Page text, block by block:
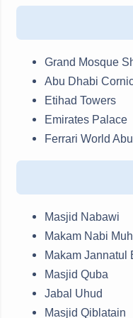
Grand Mosque
Abu Dhabi
Etihad Towers
Emirates Palace
Ferrari World
Masjid Nabawi
Makam Jannatul
Masjid Quba
Jabal Uhud
Masjid Qiblatain